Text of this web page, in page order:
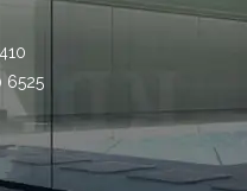
6525